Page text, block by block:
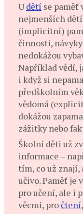
Udětí se paměť
nejmenších
(implicitní)
činnosti,
nedokážou
Například vědí,
i když si
předškolním
vědomá
dokážou
zážitky nebo
Školní děti už
informace –
tím, co už
učivo. Paměť je
pro učení, ale i
věcmi, pročtení,